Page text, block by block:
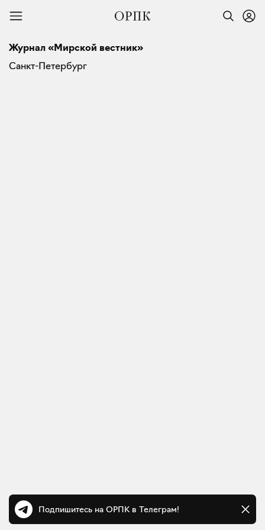
Журнал «Мирской вестник»
Санкт-Петербург
Подпишитесь на ОРПК в Телеграм!